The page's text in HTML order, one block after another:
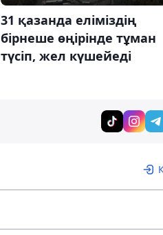
31 қазанда еліміздің
бірнеше өңірінде тұман
түсіп, жел күшейеді